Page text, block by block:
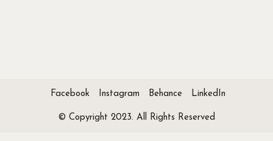
Facebook Instagram Behance LinkedIn
© Copyright 2023. All Rights Reserved